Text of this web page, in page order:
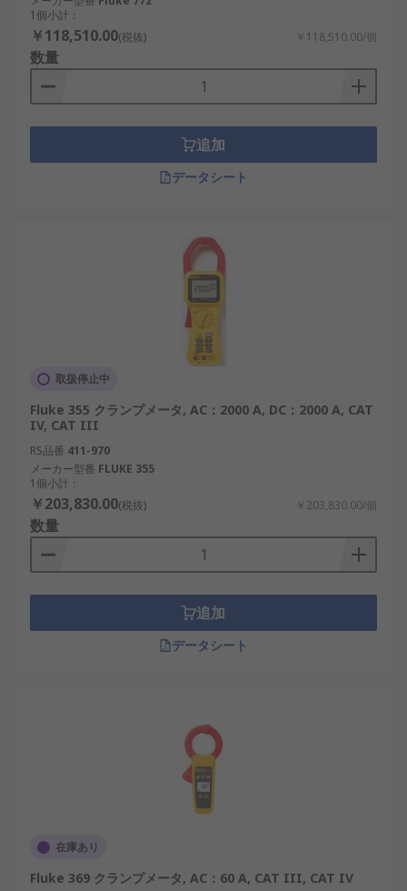
1個小計：
￥118,510.00(税抜) ￥118,510.00/個
数量
追加
データシート
取扱停止中
Fluke 355 クランプメータ, AC：2000 A, DC：2000 A, CAT
IV, CAT III
RS品番 411-970
メーカー型番 FLUKE 355
1個小計：
￥203,830.00(税抜) ￥203,830.00/個
数量
追加
データシート
在庫あり
Fluke 369 クランプメータ, AC：60 A, CAT III, CAT IV